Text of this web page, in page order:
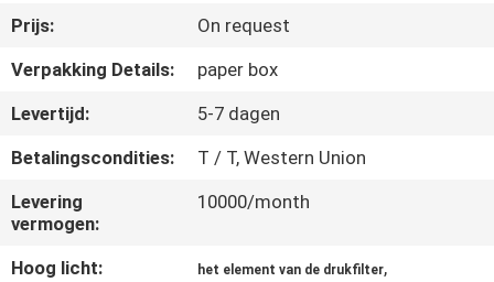
CONTACTEER
ONS
VERZOEK
OM EEN
CITAAT
SITEMAP
Prijs:
On request
Verpakking Details:
paper box
Levertijd:
5-7 dagen
Betalingscondities:
T / T, Western Union
Levering
vermogen:
10000/month
Hoog licht: het element van de drukfilter,